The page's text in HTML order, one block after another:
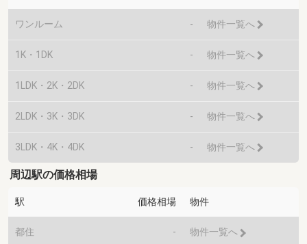
ワンルーム - 物件一覧へ
1K・1DK - 物件一覧へ
1LDK・2K・2DK - 物件一覧へ
2LDK・3K・3DK - 物件一覧へ
3LDK・4K・4DK - 物件一覧へ
周辺駅の価格相場
駅 価格相場 物件
都住 - 物件一覧へ